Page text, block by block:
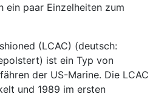
ein paar Einzelheiten zum
(LCAC) (deutsch:
ist ein Typ von
der US-Marine. Die LCAC
und 1989 im ersten